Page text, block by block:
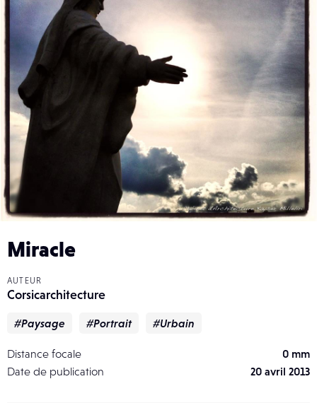
Miracle
AUTEUR
Corsicarchitecture
#Paysage #Portrait #Urbain
Distance focale
0 mm
Date de publication
20 avril 2013